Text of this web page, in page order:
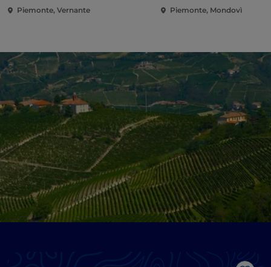
Piemonte, Vernante Piemonte, Mondovì